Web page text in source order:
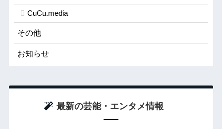
CuCu.media
その他
お知らせ
最新の芸能・エンタメ情報